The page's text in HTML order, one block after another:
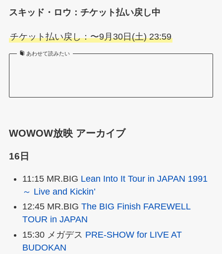
スキッド・ロウ： チケット払い戻し中
チケット払い戻し：〜9月30日(土) 23:59
あわせて読みたい
WOWOW放映 アーカイブ
16日
11:15 MR.BIG Lean Into It Tour in JAPAN 1991
～ Live and Kickin’
12:45 MR.BIG The BIG Finish FAREWELL
TOUR in JAPAN
15:30 メガデス PRE-SHOW for LIVE AT
BUDOKAN